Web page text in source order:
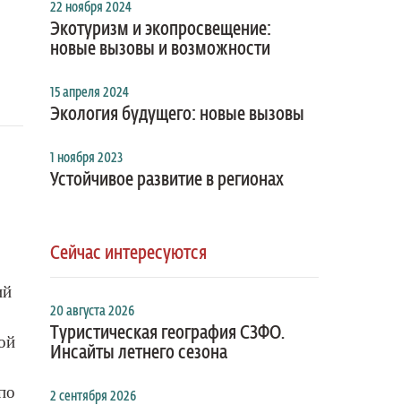
22 ноября 2024
Экотуризм и экопросвещение:
новые вызовы и возможности
15 апреля 2024
Экология будущего: новые вызовы
1 ноября 2023
Устойчивое развитие в регионах
Сейчас интересуются
20 августа 2026
Туристическая география СЗФО.
Инсайты летнего сезона
2 сентября 2026